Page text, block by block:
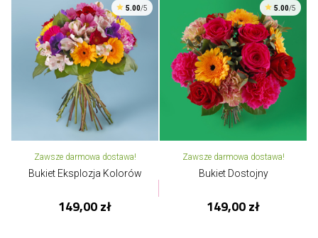
5.00/5
Zawsze darmowa dostawa!
Bukiet Eksplozja Kolorów
149,00 zł
5.00/5
Zawsze darmowa dostawa!
Bukiet Dostojny
149,00 zł